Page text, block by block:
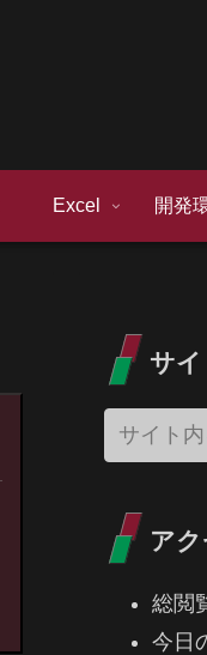
Excel 開発
サ
ア
総閲
今日